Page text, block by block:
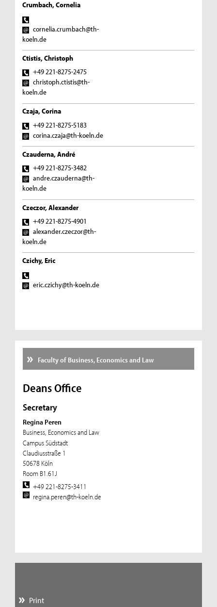
Crumbach, Cornelia
cornelia.crumbach@th-
koeln.de
Ctistis, Christoph
+49 221-8275-2475
christoph.ctistis@th-
koeln.de
Czaja, Corina
+49 221-8275-5183
corina.czaja@th-koeln.de
Czauderna, André
+49 221-8275-3482
andre.czauderna@th-
koeln.de
Czeczor, Alexander
+49 221-8275-4901
alexander.czeczor@th-
koeln.de
Czichy, Eric
eric.czichy@th-koeln.de
Faculty of Business, Economics and Law
Deans Office
Secretary
Regina Peren
Business, Economics and Law
Campus Südstadt
Claudiusstraße 1
50678 Köln
Room B1.61J
+49 221-8275-3411
regina.peren@th-koeln.de
Print